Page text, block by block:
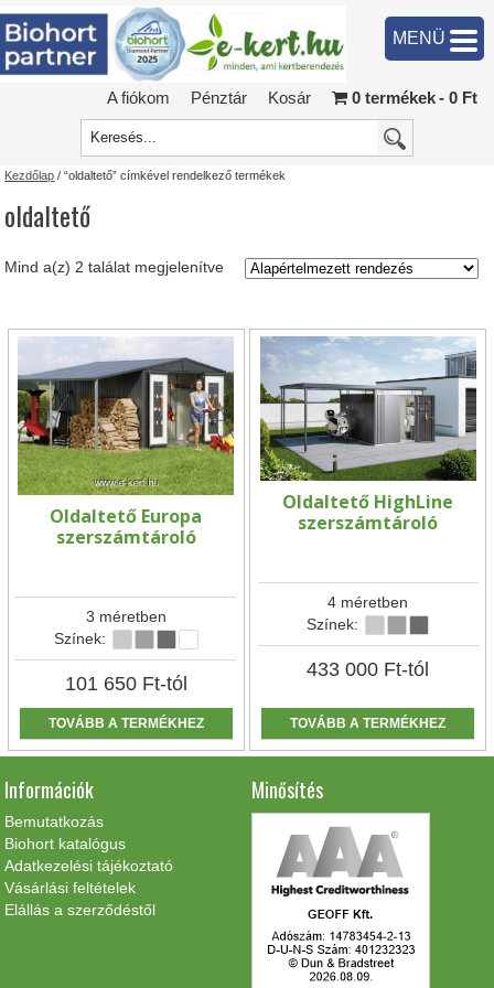
A fiókom Pénztár Kosár 0 termékek 0 Ft
MENÜ
Kezdőlap / “oldaltető” címkével rendelkező termékek
oldaltető
Mind a(z) 2 találat megjelenítve
Oldaltető Europa
szerszámtároló
3 méretben
Színek:
101 650 Ft-tól
TOVÁBB A TERMÉKHEZ
Oldaltető HighLine
szerszámtároló
4 méretben
Színek:
433 000 Ft-tól
TOVÁBB A TERMÉKHEZ
Információk
Bemutatkozás
Biohort katalógus
Adatkezelési tájékoztató
Vásárlási feltételek
Elállás a szerződéstől
Minősítés